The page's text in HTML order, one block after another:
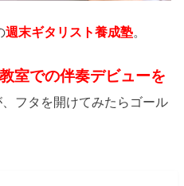
週末ギタリスト養成塾。
室での伴奏デビューを
フタを開けてみたらゴール